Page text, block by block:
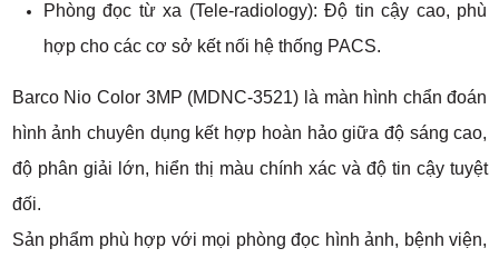
Phòng đọc từ xa (Tele-radiology): Độ tin cậy cao, phù
hợp cho các cơ sở kết nối hệ thống PACS.
Barco Nio Color 3MP (MDNC-3521) là màn hình chẩn đoán
hình ảnh chuyên dụng kết hợp hoàn hảo giữa độ sáng cao,
độ phân giải lớn, hiển thị màu chính xác và độ tin cậy tuyệt
đối.
Sản phẩm phù hợp với mọi phòng đọc hình ảnh, bệnh viện,